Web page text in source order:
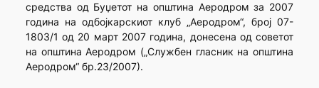
средства од Буџетот на општина Аеродром за 2007
година на одбојкарскиот клуб „Аеродром“, број 07-
1803/1 од 20 март 2007 година, донесена од советот
на општина Аеродром („Службен гласник на општина
Аеродром“ бр.23/2007).